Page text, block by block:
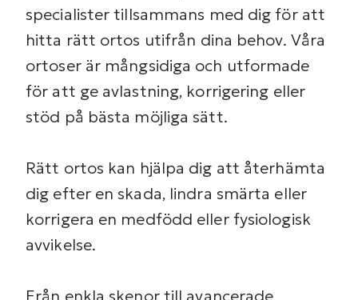
specialister tillsammans med dig för att
hitta rätt ortos utifrån dina behov. Våra
ortoser är mångsidiga och utformade
för att ge avlastning, korrigering eller
stöd på bästa möjliga sätt.
Rätt ortos kan hjälpa dig att återhämta
dig efter en skada, lindra smärta eller
korrigera en medfödd eller fysiologisk
avvikelse.